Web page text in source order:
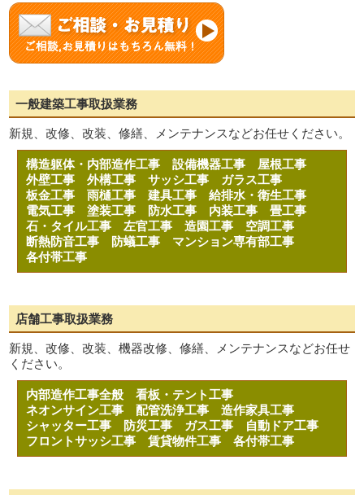
一般建築工事取扱業務
新規、改修、改装、修繕、メンテナンスなどお任せください。
構造躯体・内部造作工事設備機器工事 屋根工事
外壁工事外構工事サッシ工事 ガラス工事
板金工事雨樋工事建具工事給排水・衛生工事
電気工事塗装工事 防水工事 内装工事畳工事
石・タイル工事左官工事造園工事 空調工事
断熱防音工事
防蟻工事 マンション専有部工事
各付帯工事
店舗工事取扱業務
新規、改修、改装、機器改修、修繕、メンテナンスなどお任せ
ください。
内部造作工事全般看板・テント工事
ネオンサイン工事配管洗浄工事造作家具工事
シャッター工事
防災工事 ガス工事
自動ドア工事
フロントサッシ工事賃貸物件工事各付帯工事